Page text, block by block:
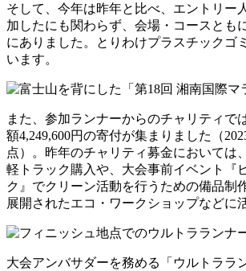
そして、今年は昨年と比べ、エントリー
加したにも関わらず、会場・コースとも
にありました。とりわけプラスチックゴ
います。
また、参加ランナーからのチャリティで
額4,249,600円の寄付が集まりました（
点）。昨年のチャリティ募金においては
軽トラック購入や、大会事前イベント『
ク』でクリーン活動を行うための備品制
展開されたエコ・ワークショップなどに
大会アンバサダーを務める「ウルトララ